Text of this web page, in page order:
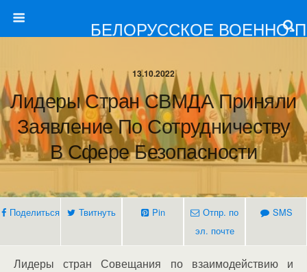
БЕЛОРУССКОЕ ВОЕННО-
13.10.2022
Лидеры Стран СВМДА Приняли
Заявление По Сотрудничеству
В Сфере Безопасности
Поделиться Твитнуть Pin
Отпр. по
эл. почте
SMS
Лидеры стран Совещания по взаимодействию и